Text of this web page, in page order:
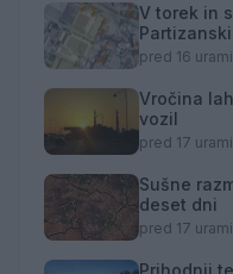
V torek in
toplotne
pred 16 urami
Vročina
vozil
pred 17 urami
Sušne
deset dni
pred 17 urami
Prihodnji